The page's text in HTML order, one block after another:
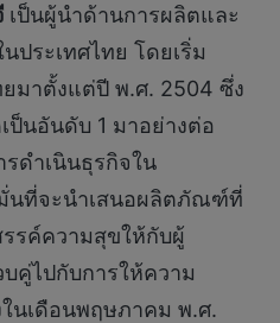
เป็นผู้นำด้านการผลิตและ
ประเทศไทย โดยเริ่ม
ยมาตั้งแต่ปี พ.ศ. 2504 ซึ่ง
ป็นอันดับ 1 มาอย่างต่อ
รดำเนินธุรกิจใน
นที่จะนำเสนอผลิตภัณฑ์ที่
รค์ความสุขให้กับผู้
คู่ไปกับการให้ความ
นเดือนพฤษภาคม พ.ศ.